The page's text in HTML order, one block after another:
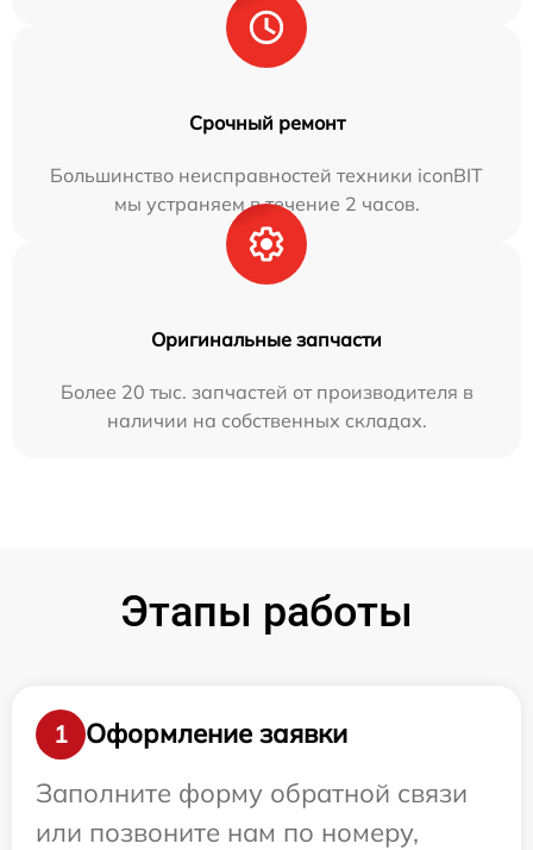
Срочный ремонт
Большинство неисправностей техники iconBIT
мы устраняем в течение 2 часов.
Оригинальные запчасти
Более 20 тыс. запчастей от производителя в
наличии на собственных складах.
Этапы работы
1
Оформление заявки
Заполните форму обратной связи
или позвоните нам по номеру,